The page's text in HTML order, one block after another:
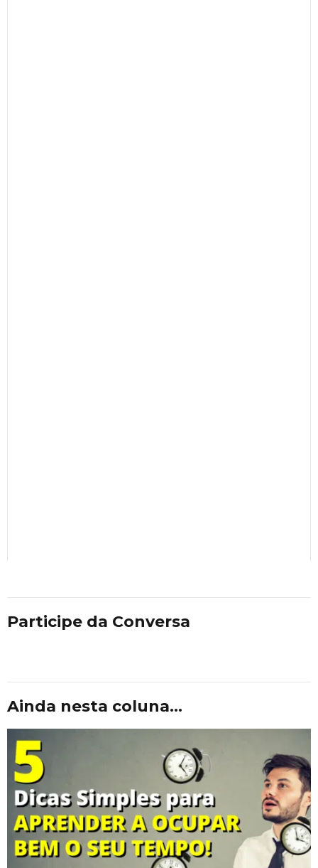
Participe da Conversa
Ainda nesta coluna...